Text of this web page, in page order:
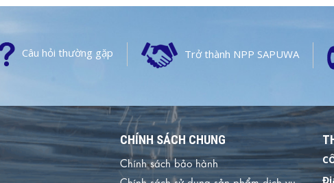
Câu hỏi thường gặp Trở thành NPP SAPUWA
CHÍNH SÁCH CHUNG
Chính sách bảo hành